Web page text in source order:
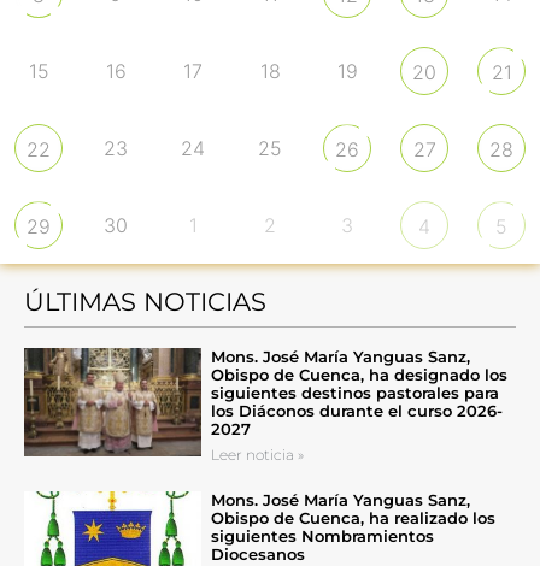
15 16 17 18 19 20 21
22 23 24 25 26 27 28
29 30 1 2 3 4 5
ÚLTIMAS NOTICIAS
Mons. José María Yanguas Sanz,
Obispo de Cuenca, ha designado los
siguientes destinos pastorales para
los Diáconos durante el curso 2026-
2027
Leer noticia »
Mons. José María Yanguas Sanz,
Obispo de Cuenca, ha realizado los
siguientes Nombramientos
Diocesanos